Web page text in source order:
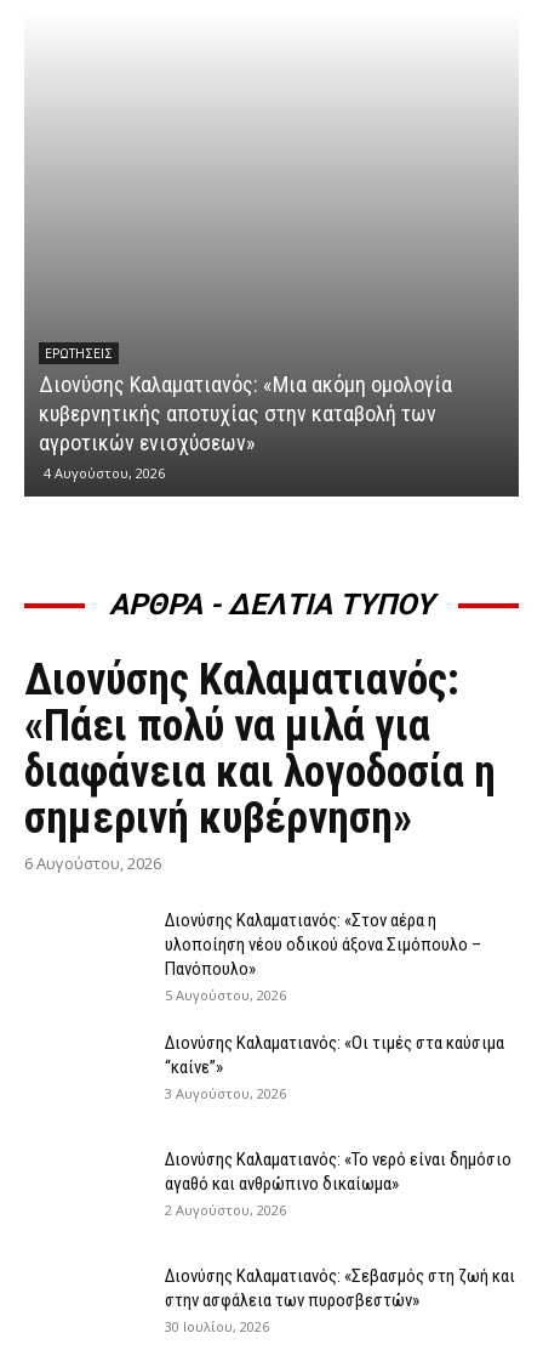
ΕΡΩΤΉΣΕΙΣ
Διονύσης Καλαματιανός: «Μια ακόμη ομολογία
κυβερνητικής αποτυχίας στην καταβολή των
αγροτικών ενισχύσεων»
4 Αυγούστου, 2026
ΑΡΘΡΑ - ΔΕΛΤΙΑ ΤΥΠΟΥ
ΆΡΘΡΑ - ΔΕΛΤΊΑ ΤΎΠΟΥ
Διονύσης Καλαματιανός:
«Πάει πολύ να μιλά για
διαφάνεια και λογοδοσία η
σημερινή κυβέρνηση»
6 Αυγούστου, 2026
Διονύσης Καλαματιανός: «Στον αέρα η
υλοποίηση νέου οδικού άξονα Σιμόπουλο –
Πανόπουλο»
5 Αυγούστου, 2026
Διονύσης Καλαματιανός: «Οι τιμές στα καύσιμα
“καίνε”»
3 Αυγούστου, 2026
Διονύσης Καλαματιανός: «Το νερό είναι δημόσιο
αγαθό και ανθρώπινο δικαίωμα»
2 Αυγούστου, 2026
Διονύσης Καλαματιανός: «Σεβασμός στη ζωή και
στην ασφάλεια των πυροσβεστών»
30 Ιουλίου, 2026